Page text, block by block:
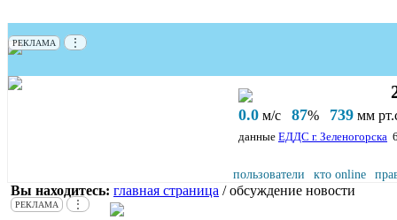
РЕКЛАМА ⋮
0.0 м/с 87% 739 мм
данные ЕДДС г. Зеленогорска
пользователи кто online
Вы находитесь: главная страница / обсуждение новости
РЕКЛАМА ⋮